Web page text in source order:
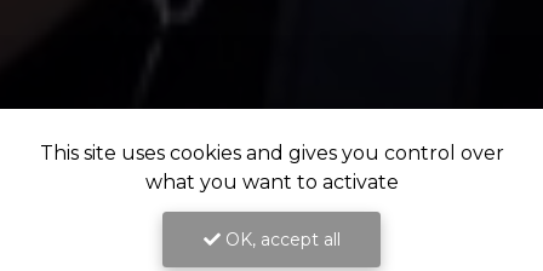
This site uses cookies and gives you control over
what you want to activate
OK, accept all